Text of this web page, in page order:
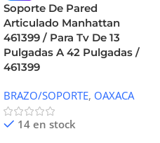
Soporte De Pared
Articulado Manhattan
461399 / Para Tv De 13
Pulgadas A 42 Pulgadas /
461399
BRAZO/SOPORTE, OAXACA
14 en stock